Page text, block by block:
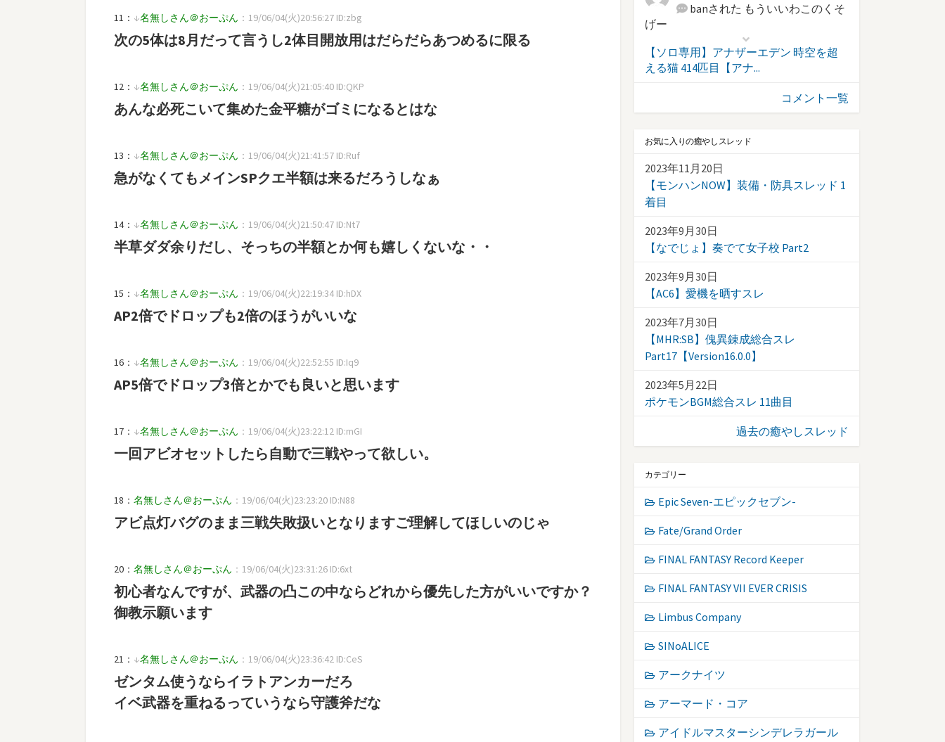
11： ↓名無しさん＠おーぷん ：19/06/04(火)20:56:27 ID:zbg
次の5体は8月だって言うし2体目開放用はだらだらあつめるに限る
12： ↓名無しさん＠おーぷん ：19/06/04(火)21:05:40 ID:QKP
あんな必死こいて集めた金平糖がゴミになるとはな
13： ↓名無しさん＠おーぷん ：19/06/04(火)21:41:57 ID:Ruf
急がなくてもメインSPクエ半額は来るだろうしなぁ
14： ↓名無しさん＠おーぷん ：19/06/04(火)21:50:47 ID:Nt7
半草ダダ余りだし、そっちの半額とか何も嬉しくないな・・
15： ↓名無しさん＠おーぷん ：19/06/04(火)22:19:34 ID:hDX
AP2倍でドロップも2倍のほうがいいな
16： ↓名無しさん＠おーぷん ：19/06/04(火)22:52:55 ID:Iq9
AP5倍でドロップ3倍とかでも良いと思います
17： ↓名無しさん＠おーぷん ：19/06/04(火)23:22:12 ID:mGI
一回アビオセットしたら自動で三戦やって欲しい。
18： 名無しさん＠おーぷん ：19/06/04(火)23:23:20 ID:N88
アビ点灯バグのまま三戦失敗扱いとなりますご理解してほしいのじゃ
20： 名無しさん＠おーぷん ：19/06/04(火)23:31:26 ID:6xt
初心者なんですが、武器の凸この中ならどれから優先した方がいいですか？
御教示願います
21： ↓名無しさん＠おーぷん ：19/06/04(火)23:36:42 ID:CeS
ゼンタム使うならイラトアンカーだろ
イベ武器を重ねるっていうなら守護斧だな
banされた もういいわこのくそ
げー
【ソロ専用】アナザーエデン 時空を超
える猫 414匹目【アナ...
コメント一覧
お気に入りの癒やしスレッド
2023年11月20日
【モンハンNOW】装備・防具スレッド 1
着目
2023年9月30日
【なでじょ】奏でて女子校 Part2
2023年9月30日
【AC6】愛機を晒すスレ
2023年7月30日
【MHR:SB】傀異錬成総合スレ
Part17【Version16.0.0】
2023年5月22日
ポケモンBGM総合スレ 11曲目
過去の癒やしスレッド
カテゴリー
Epic Seven-エピックセブン-
Fate/Grand Order
FINAL FANTASY Record Keeper
FINAL FANTASY VII EVER CRISIS
Limbus Company
SINoALICE
アークナイツ
アーマード・コア
アイドルマスターシンデレラガール